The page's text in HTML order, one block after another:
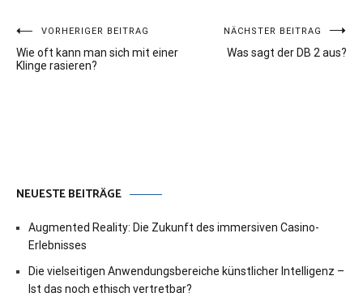
Beitragsnavigation
VORHERIGER BEITRAG
Wie oft kann man sich mit einer
Klinge rasieren?
NÄCHSTER BEITRAG
Was sagt der DB 2 aus?
NEUESTE BEITRÄGE
Augmented Reality: Die Zukunft des immersiven Casino-
Erlebnisses
Die vielseitigen Anwendungsbereiche künstlicher Intelligenz –
Ist das noch ethisch vertretbar?